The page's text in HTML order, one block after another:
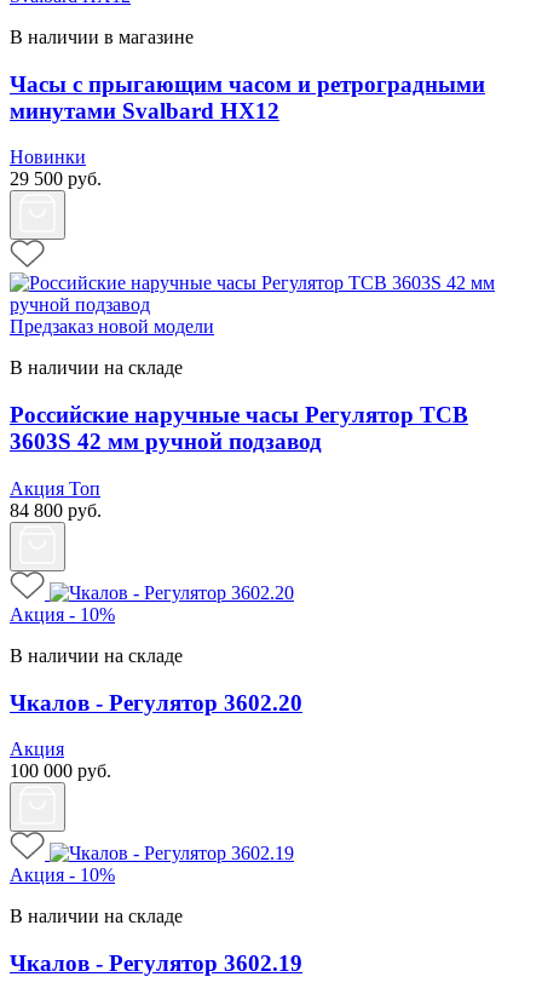
В наличии в магазине
Часы с прыгающим часом и ретроградными
минутами Svalbard HX12
Новинки
29 500 руб.
Предзаказ новой модели
В наличии на складе
Российские наручные часы Регулятор ТСВ
3603S 42 мм ручной подзавод
Акция Топ
84 800 руб.
Акция - 10%
В наличии на складе
Чкалов - Регулятор 3602.20
Акция
100 000 руб.
Акция - 10%
В наличии на складе
Чкалов - Регулятор 3602.19